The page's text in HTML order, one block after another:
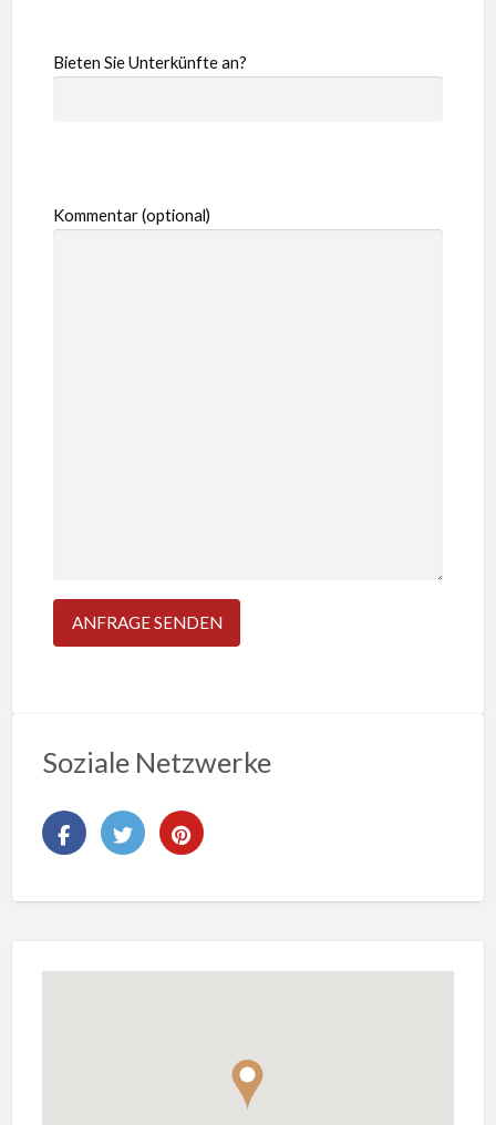
Bieten Sie Unterkünfte an?
Kommentar (optional)
Soziale Netzwerke